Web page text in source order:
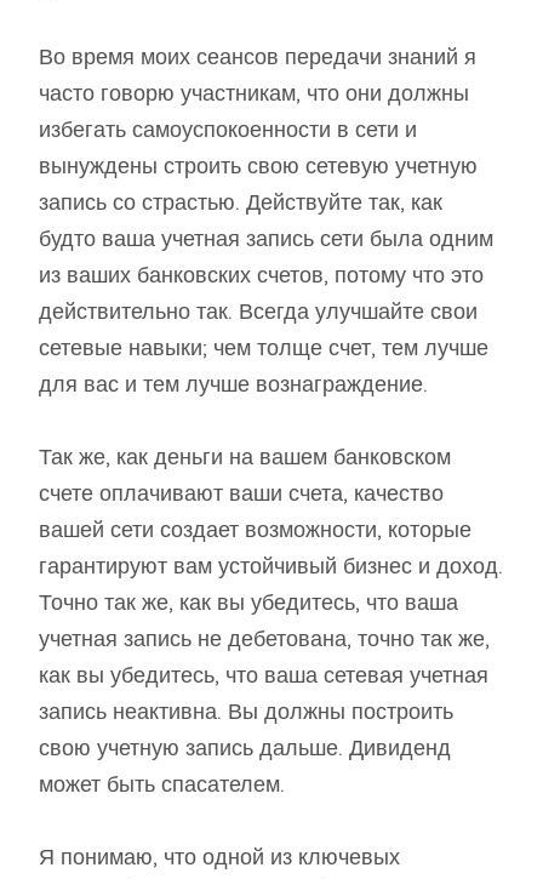
Во время моих сеансов передачи знаний я
часто говорю участникам, что они должны
избегать самоуспокоенности в сети и
вынуждены строить свою сетевую учетную
запись со страстью. Действуйте так, как
будто ваша учетная запись сети была одним
из ваших банковских счетов, потому что это
действительно так. Всегда улучшайте свои
сетевые навыки; чем толще счет, тем лучше
для вас и тем лучше вознаграждение.
Так же, как деньги на вашем банковском
счете оплачивают ваши счета, качество
вашей сети создает возможности, которые
гарантируют вам устойчивый бизнес и доход.
Точно так же, как вы убедитесь, что ваша
учетная запись не дебетована, точно так же,
как вы убедитесь, что ваша сетевая учетная
запись неактивна. Вы должны построить
свою учетную запись дальше. Дивиденд
может быть спасателем.
Я понимаю, что одной из ключевых